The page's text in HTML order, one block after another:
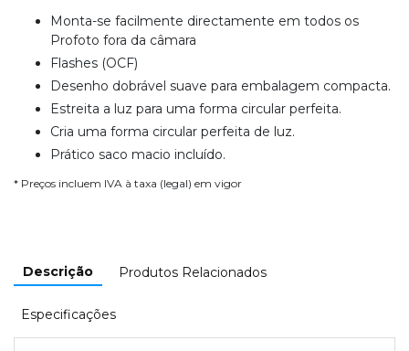
Monta-se facilmente directamente em todos os
Profoto fora da câmara
Flashes (OCF)
Desenho dobrável suave para embalagem compacta.
Estreita a luz para uma forma circular perfeita.
Cria uma forma circular perfeita de luz.
Prático saco macio incluído.
* Preços incluem IVA à taxa (legal) em vigor
Descrição Produtos Relacionados
Especificações